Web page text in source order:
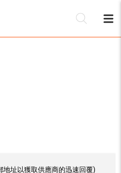
地址以獲取供應商的迅速回覆)